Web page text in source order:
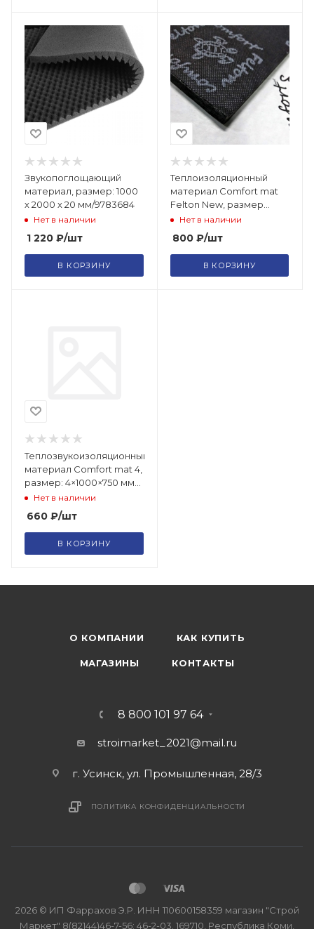
Звукопоглощающий
материал, размер: 1000
х 2000 х 20 мм/9783684
Нет в наличии
1 220 ₽/шт
В КОРЗИНУ
Теплоизоляционный
материал Comfort mat
Felton New, размер
800x625x8 мм /7813019
Нет в наличии
800₽/шт
В КОРЗИНУ
Теплозвукоизоляционный
материал Comfort mat 4,
размер: 4×1000×750 мм
2599315
Нет в наличии
660 ₽/шт
В КОРЗИНУ
О КОМПАНИИ КАК КУПИТЬ
МАГАЗИНЫ КОНТАКТЫ
8 800 101 97 64
stroimarket_2021@mail.ru
г. Усинск, ул. Промышленная, 28/3
ПОЛИТИКА КОНФИДЕНЦИАЛЬНОСТИ
2026 © ИП Фаррахов Э.Р. ИНН 110600158359 магазин "Строй
Маркет" 8(82144)46-7-56; 46-2-03. 169710, Республика Коми,